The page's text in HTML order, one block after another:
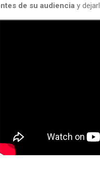
de su audiencia y